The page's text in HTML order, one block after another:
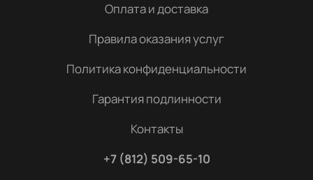
Оплата и доставка
Правила оказания услуг
Политика конфиденциальности
Гарантия подлинности
Контакты
+7 (812) 509-65-10